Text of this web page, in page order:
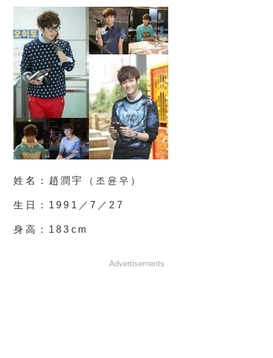
姓名：趙潤宇（조윤우）
生日：1991／7／27
身高：183cm
Advertisements